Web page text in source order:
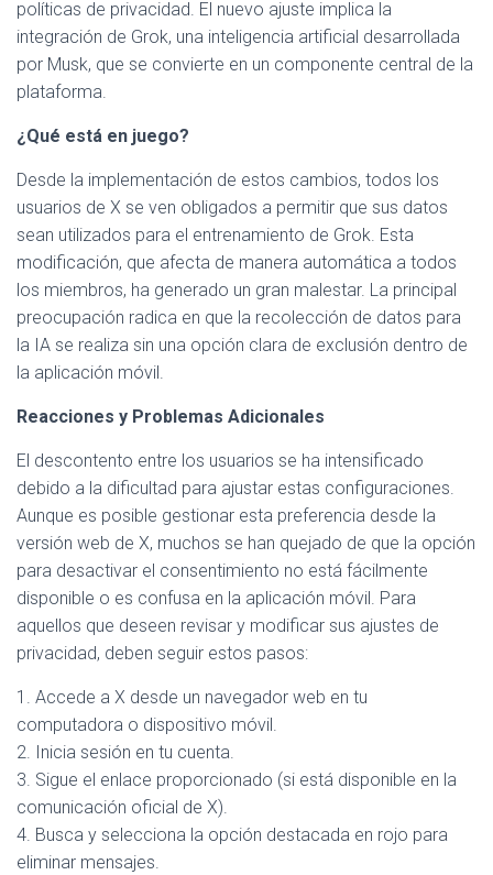
políticas de privacidad. El nuevo ajuste implica la
integración de Grok, una inteligencia artificial desarrollada
por Musk, que se convierte en un componente central de la
plataforma.
¿Qué está en juego?
Desde la implementación de estos cambios, todos los
usuarios de X se ven obligados a permitir que sus datos
sean utilizados para el entrenamiento de Grok. Esta
modificación, que afecta de manera automática a todos
los miembros, ha generado un gran malestar. La principal
preocupación radica en que la recolección de datos para
la IA se realiza sin una opción clara de exclusión dentro de
la aplicación móvil.
Reacciones y Problemas Adicionales
El descontento entre los usuarios se ha intensificado
debido a la dificultad para ajustar estas configuraciones.
Aunque es posible gestionar esta preferencia desde la
versión web de X, muchos se han quejado de que la opción
para desactivar el consentimiento no está fácilmente
disponible o es confusa en la aplicación móvil. Para
aquellos que deseen revisar y modificar sus ajustes de
privacidad, deben seguir estos pasos:
1. Accede a X desde un navegador web en tu
computadora o dispositivo móvil.
2. Inicia sesión en tu cuenta.
3. Sigue el enlace proporcionado (si está disponible en la
comunicación oficial de X).
4. Busca y selecciona la opción destacada en rojo para
eliminar mensajes.